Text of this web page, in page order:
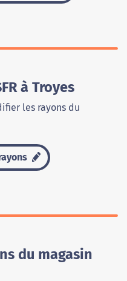
à Troyes
les rayons du
du magasin